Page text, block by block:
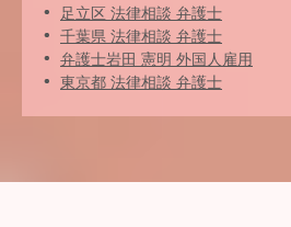
足立区 法律相談 弁護士
千葉県 法律相談 弁護士
弁護士岩田 憲明 外国人雇用
東京都 法律相談 弁護士